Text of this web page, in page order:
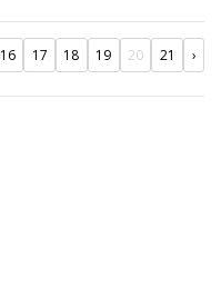
16 17 18 19 20 21 ›